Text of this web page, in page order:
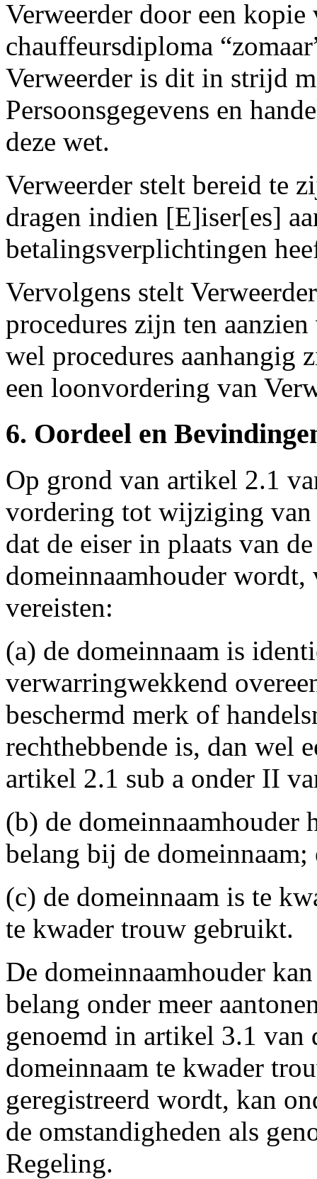
Verweerder door een
chauffeursdiploma
Verweerder is dit in strijd
Persoonsgegevens en
deze wet.
Verweerder stelt bereid te
dragen indien [E]iser[es]
betalingsverplichtingen
Vervolgens stelt
procedures zijn ten
wel procedures aanhangig
een loonvordering van
6. Oordeel en
Op grond van artikel 2.1
vordering tot wijziging van
dat de eiser in plaats van
domeinnaamhouder
vereisten:
(a) de domeinnaam is
verwarringwekkend
beschermd merk of
rechthebbende is, dan wel
artikel 2.1 sub a onder II
(b) de domeinnaamhouder
belang bij de domeinnaam;
(c) de domeinnaam is te
te kwader trouw gebruikt.
De domeinnaamhouder
belang onder meer
genoemd in artikel 3.1 van
domeinnaam te kwader
geregistreerd wordt, kan
de omstandigheden als
Regeling.